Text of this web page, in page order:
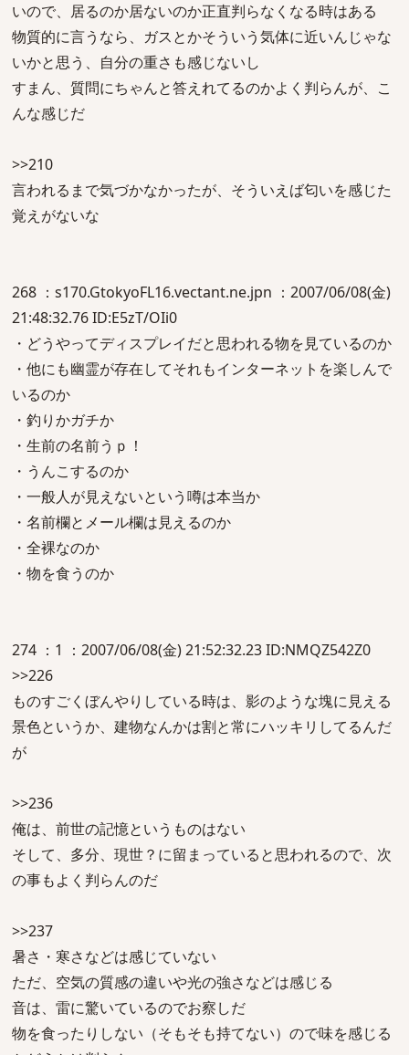
いので、居るのか居ないのか正直判らなくなる時はある
物質的に言うなら、ガスとかそういう気体に近いんじゃな
いかと思う、自分の重さも感じないし
すまん、質問にちゃんと答えれてるのかよく判らんが、こ
んな感じだ
>>210
言われるまで気づかなかったが、そういえば匂いを感じた
覚えがないな
268 ：s170.GtokyoFL16.vectant.ne.jpn ：2007/06/08(金)
21:48:32.76 ID:E5zT/OIi0
・どうやってディスプレイだと思われる物を見ているのか
・他にも幽霊が存在してそれもインターネットを楽しんで
いるのか
・釣りかガチか
・生前の名前うｐ！
・うんこするのか
・一般人が見えないという噂は本当か
・名前欄とメール欄は見えるのか
・全裸なのか
・物を食うのか
274 ：1 ：2007/06/08(金) 21:52:32.23 ID:NMQZ542Z0
>>226
ものすごくぼんやりしている時は、影のような塊に見える
景色というか、建物なんかは割と常にハッキリしてるんだ
が
>>236
俺は、前世の記憶というものはない
そして、多分、現世？に留まっていると思われるので、次
の事もよく判らんのだ
>>237
暑さ・寒さなどは感じていない
ただ、空気の質感の違いや光の強さなどは感じる
音は、雷に驚いているのでお察しだ
物を食ったりしない（そもそも持てない）ので味を感じる